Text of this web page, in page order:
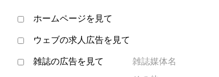
ホームページを見て
ウェブの求人広告を見て
雑誌の広告を見て